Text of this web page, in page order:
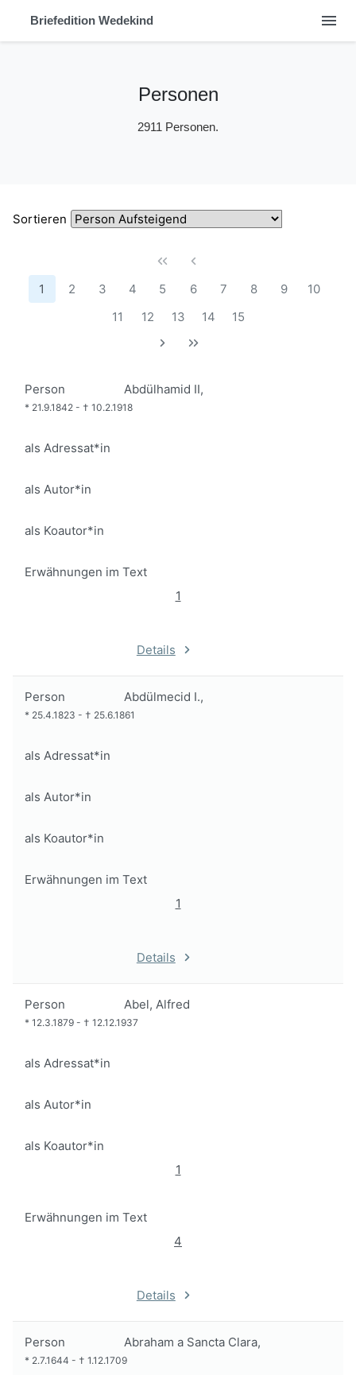
Briefedition Wedekind menu
Personen
2911 Personen.
Sortieren
1 2 3 4 5 6 7 8 9
10
11
12 13 14 15
Person Abdülhamid II,
* 21.9.1842 - † 10.2.1918
als Adressat*in
als Autor*in
als Koautor*in
Erwähnungen im Text
1
Details
Person Abdülmecid I.,
* 25.4.1823 - † 25.6.1861
als Adressat*in
als Autor*in
als Koautor*in
Erwähnungen im Text
1
Details
Person Abel, Alfred
* 12.3.1879 - † 12.12.1937
als Adressat*in
als Autor*in
als Koautor*in
1
Erwähnungen im Text
4
Details
Person Abraham a Sancta Clara,
* 2.7.1644 - † 1.12.1709